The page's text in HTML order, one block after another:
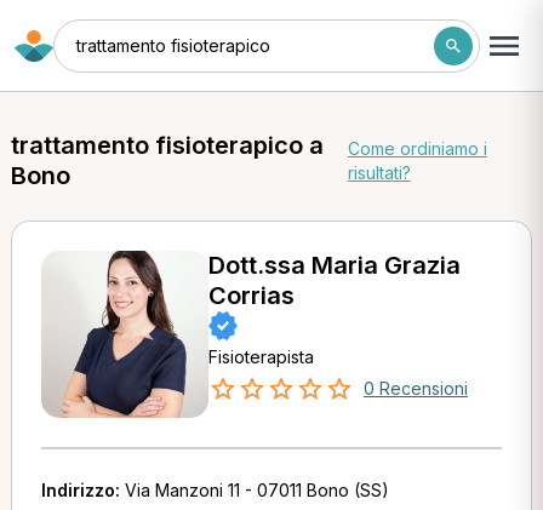
trattamento fisioterapico
trattamento fisioterapico a
Bono
Come ordiniamo i
risultati?
Dott.ssa Maria Grazia
Corrias
Fisioterapista
0 Recensioni
Indirizzo: Via Manzoni 11 - 07011 Bono (SS)